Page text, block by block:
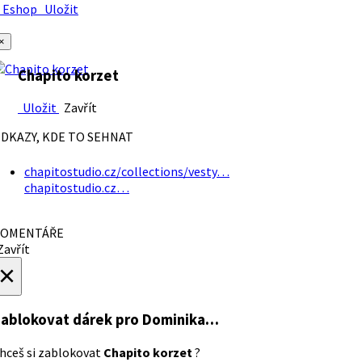
Uložit
Chapito korzet
Uložit Zavřít
KDE TO SEHNAT
chapitostudio.cz/collections/vesty…
chapitostudio.cz…
dárek pro Dominika…
si zablokovat Chapito korzet?